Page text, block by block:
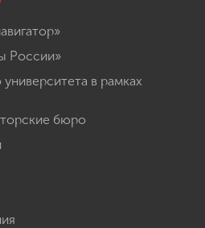
России»
в рамках
бюро